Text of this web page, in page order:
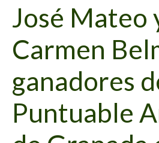
José Mateo
Carmen
ganadores
Puntuable